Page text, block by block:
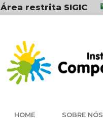
Área restrita SIGIC
HOME SOBRE NÓS